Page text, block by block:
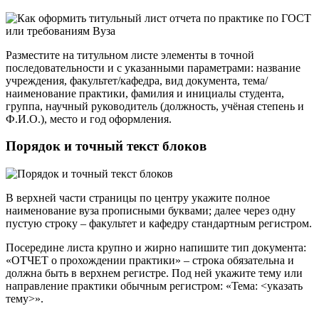
Разместите на титульном листе элементы в точной
последовательности и с указанными параметрами: название
учреждения, факультет/кафедра, вид документа, тема/
наименование практики, фамилия и инициалы студента,
группа, научный руководитель (должность, учёная степень и
Ф.И.О.), место и год оформления.
Порядок и точный текст блоков
В верхней части страницы по центру укажите полное
наименование вуза прописными буквами; далее через одну
пустую строку – факультет и кафедру стандартным регистром.
Посередине листа крупно и жирно напишите тип документа:
«ОТЧЕТ о прохождении практики» – строка обязательна и
должна быть в верхнем регистре. Под ней укажите тему или
направление практики обычным регистром: «Тема: <указать
тему>».